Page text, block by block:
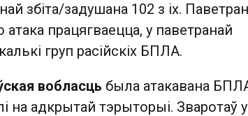
збіта/задушана 102 з іх.
працягваецца, у паветранай
груп расійскіх БПЛА.
вобласць была атакавана
на адкрытай тэрыторыі. Зваротаў у